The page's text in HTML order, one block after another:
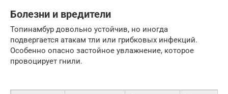
Болезни и вредители
Топинамбур довольно устойчив, но иногда
подвергается атакам тли или грибковых инфекций.
Особенно опасно застойное увлажнение, которое
провоцирует гнили.